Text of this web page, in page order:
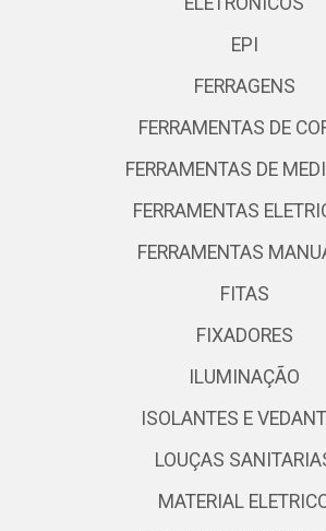
EPI
FERRAGENS
FERRAMENTAS DE
FERRAMENTAS DE
FERRAMENTAS
FERRAMENTAS
FITAS
FIXADORES
ILUMINAÇÃO
ISOLANTES E
LOUÇAS
MATERIAL